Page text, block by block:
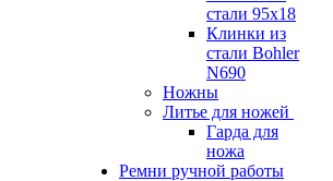
стали 95х18
Клинки из
стали Bohler
N690
Ножны
Литье для ножей
Гарда для
ножа
Ремни ручной работы